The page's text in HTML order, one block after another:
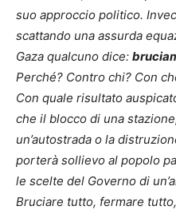
suo approccio politico.
scattando una assurda
Gaza qualcuno dice:
Perché? Contro chi? Con
Con quale risultato
che il blocco di una
un’autostrada o la
porterà sollievo al popolo
le scelte del Governo di
Bruciare tutto, fermare